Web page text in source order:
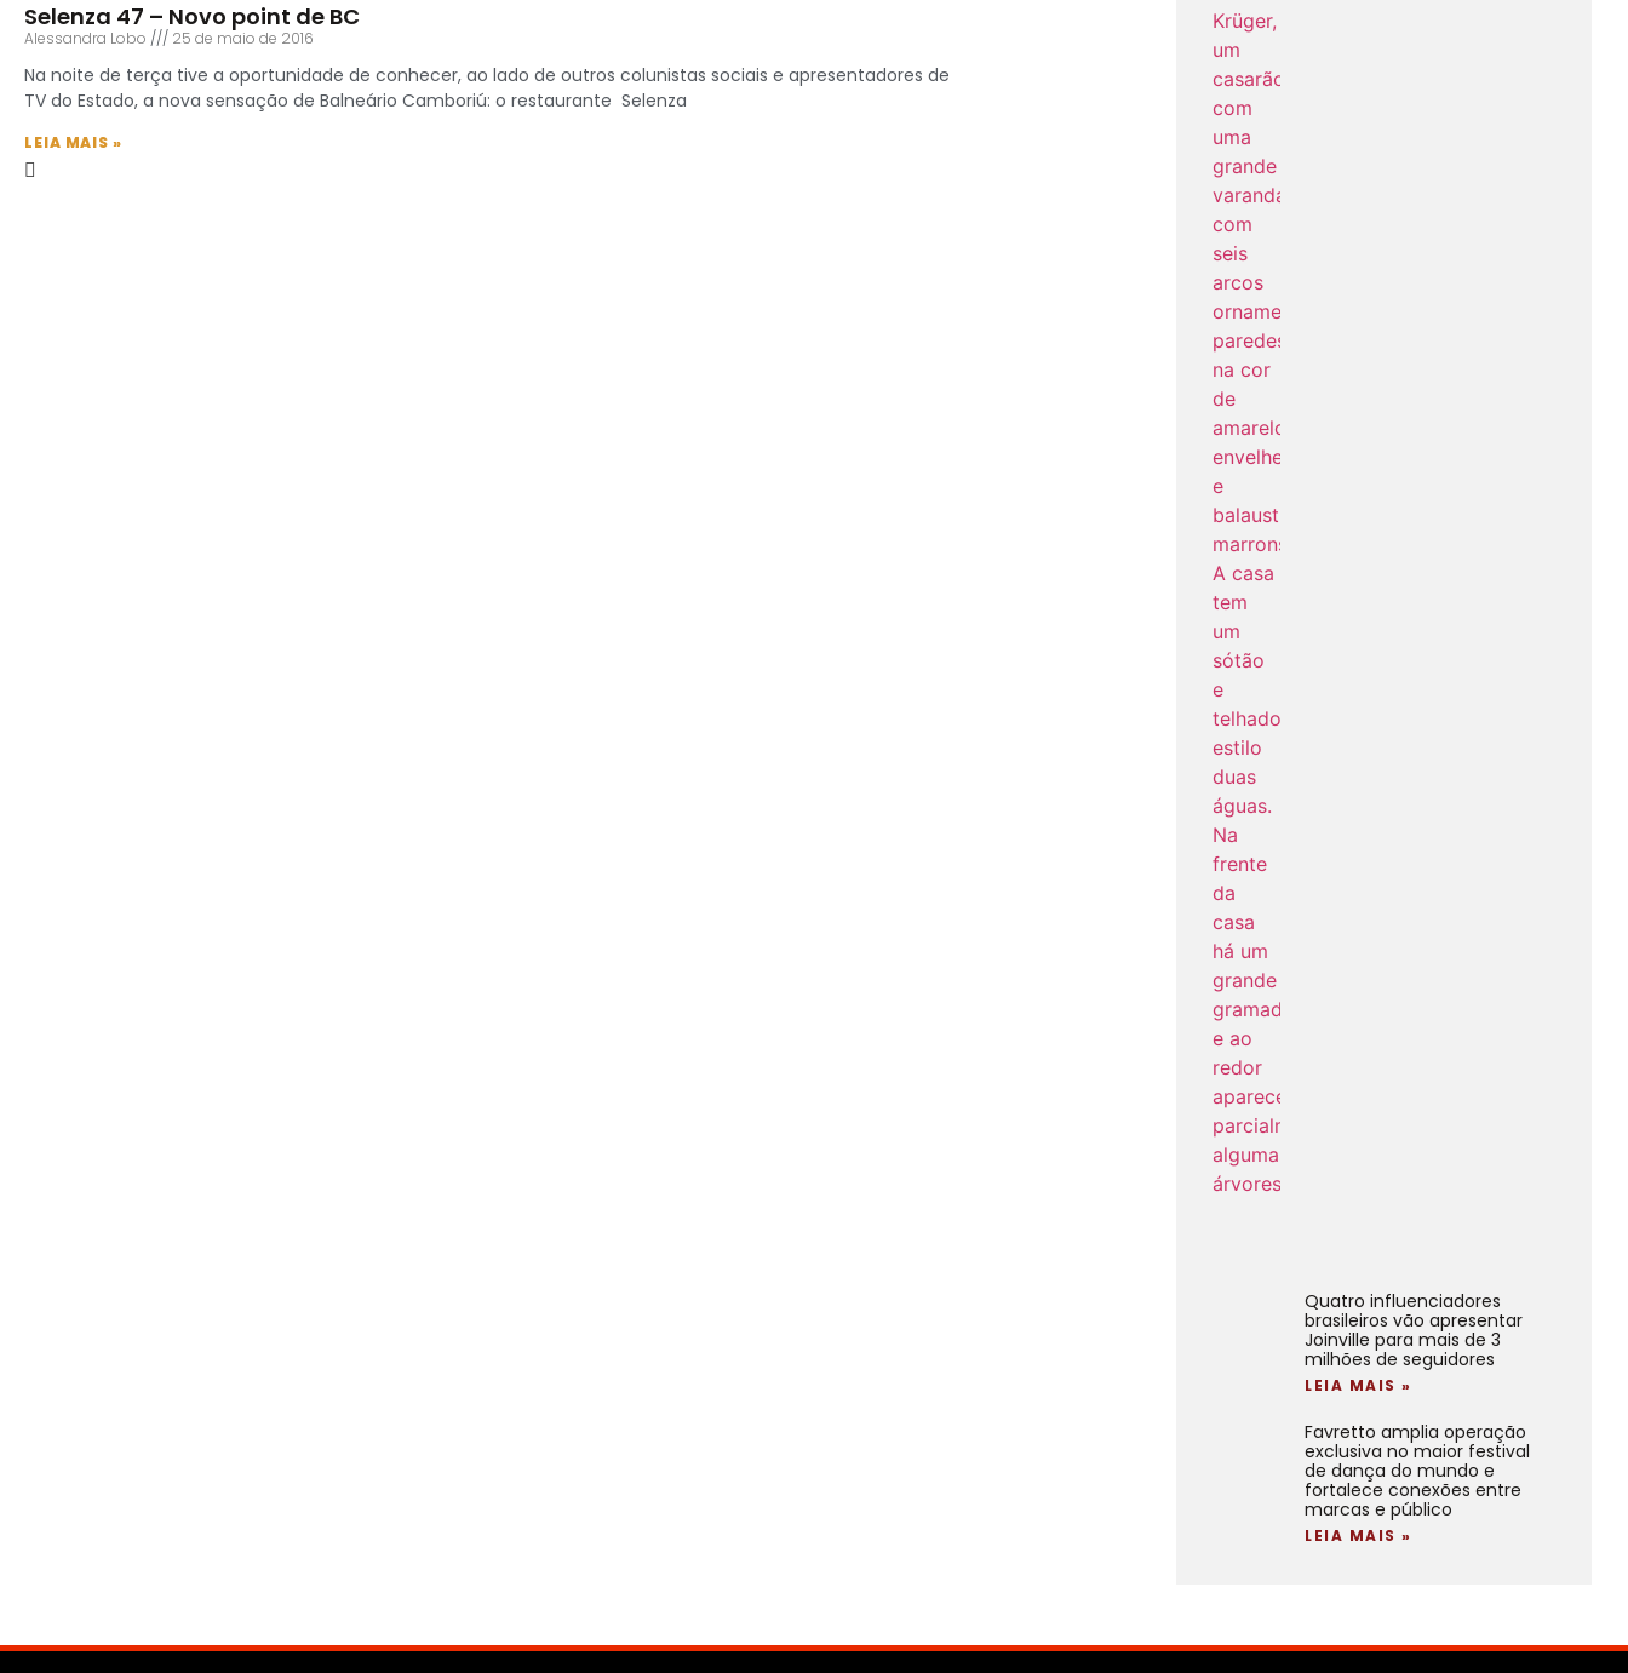
Selenza 47 – Novo point de BC
Alessandra Lobo 25 de maio de 2016
Na noite de terça tive a oportunidade de conhecer, ao lado de outros colunistas sociais e apresentadores de
TV do Estado, a nova sensação de Balneário Camboriú: o restaurante Selenza
LEIA MAIS »
Quatro influenciadores
brasileiros vão apresentar
Joinville para mais de 3
milhões de seguidores
LEIA MAIS »
Favretto amplia operação
exclusiva no maior festival
de dança do mundo e
fortalece conexões entre
marcas e público
LEIA MAIS »